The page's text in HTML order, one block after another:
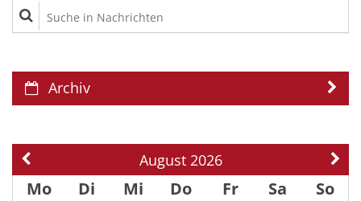
Suche in Nachrichten
Archiv
Vorherige Seite August 2026
Mo
Di Mi Do Fr Sa
So